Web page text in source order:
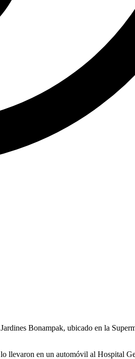
Bonampak, ubicado en la
llevaron en un automóvil al Hospital